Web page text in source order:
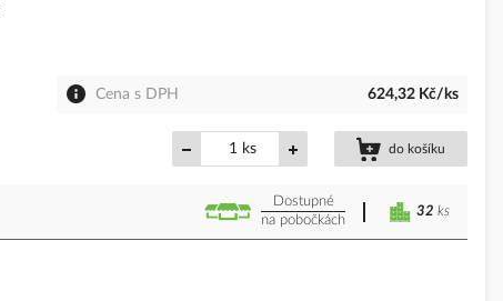
Cena s DPH 624,32 Kč/ks
ks do košíku
Dostupné
na pobočkách
32 ks